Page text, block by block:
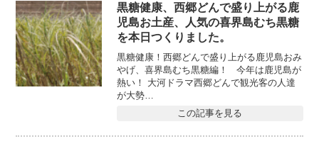
黒糖健康、西郷どんで盛り上がる鹿
児島お土産、人気の喜界島むち黒糖
を本日つくりました。
黒糖健康！西郷どんで盛り上がる鹿児島おみ
やげ、喜界島むち黒糖編！ 今年は鹿児島が
熱い！ 大河ドラマ西郷どんで観光客の人達
が大勢…
この記事を見る